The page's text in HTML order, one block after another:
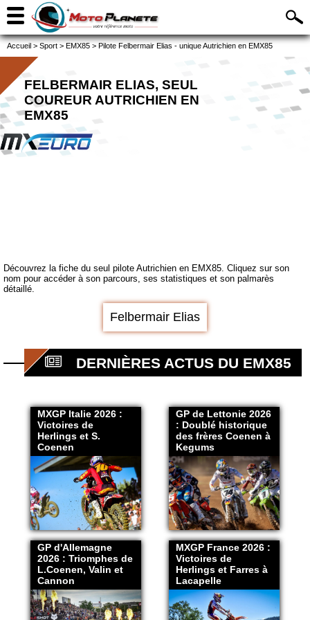
Accueil > Sport > EMX85 > Pilote Felbermair Elias - unique Autrichien en EMX85
FELBERMAIR ELIAS, SEUL
COUREUR AUTRICHIEN EN
EMX85
Découvrez la fiche du seul pilote Autrichien en EMX85. Cliquez sur son
nom pour accéder à son parcours, ses statistiques et son palmarès
détaillé.
Felbermair Elias
DERNIÈRES ACTUS DU EMX85
MXGP Italie 2026 :
Victoires de
Herlings et S.
Coenen
GP de Lettonie 2026
: Doublé historique
des frères Coenen à
Kegums
GP d'Allemagne
2026 : Triomphes de
L.Coenen, Valin et
Cannon
MXGP France 2026 :
Victoires de
Herlings et Farres à
Lacapelle